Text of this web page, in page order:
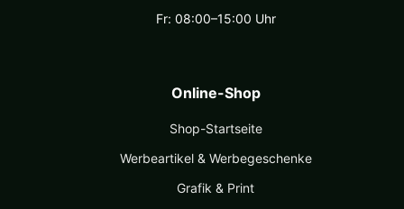
Fr: 08:00–15:00 Uhr
Online-Shop
Shop-Startseite
Werbeartikel & Werbegeschenke
Grafik & Print